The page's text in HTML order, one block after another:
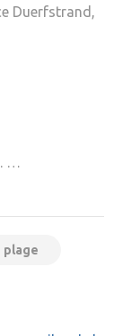
Duerfstrand,
…
plage